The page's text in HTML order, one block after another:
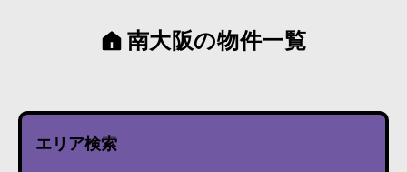
南大阪の物件一覧
エリア検索